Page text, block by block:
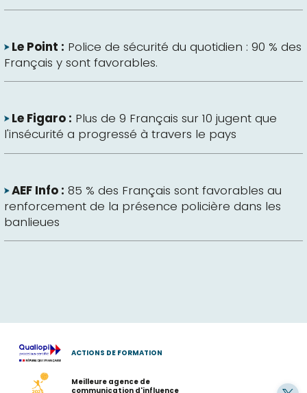
Le Point : Police de sécurité du quotidien : 90 % des
Français y sont favorables.
Le Figaro : Plus de 9 Français sur 10 jugent que
l'insécurité a progressé à travers le pays
AEF Info : 85 % des Français sont favorables au
renforcement de la présence policière dans les
banlieues
ACTIONS DE FORMATION
Meilleure agence de
communication d'influence